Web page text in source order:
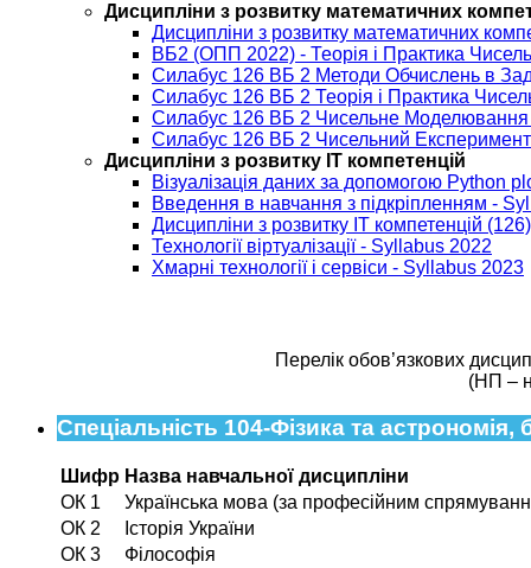
Дисципліни з розвитку математичних
Дисципліни з розвитку математичних
ВБ2 (ОПП 2022) - Теорія і Практика
Силабус 126 ВБ 2 Методи Обчислень в
Силабус 126 ВБ 2 Теорія і Практика
Силабус 126 ВБ 2 Чисельне Моделювання
Силабус 126 ВБ 2 Чисельний Експеримент
Дисципліни з розвитку ІТ компетенцій
Візуалізація даних за допомогою Python
Введення в навчання з підкріпленням -
Дисципліни з розвитку ІТ компетенцій (126)
Технології віртуалізації - Syllabus 2022
Хмарні технології і сервіси - Syllabus 2023
Перелік обов’язкових
(НП –
Спеціальність 104-Фізика та
Шифр Назва навчальної дисципліни
ОК 1
Українська мова (за професійним
ОК 2
Історія України
ОК 3
Філософія